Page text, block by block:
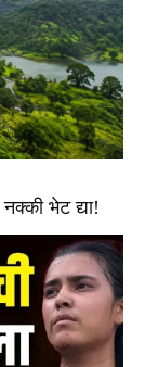
भेट द्या!